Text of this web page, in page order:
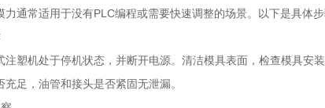
力通常适用于没有PLC编程或需要快速调整的场景。以下是具体步
注塑机处于停机状态，并断开电源。清洁模具表面，检查模具安
充足，油管和接头是否紧固无泄漏。